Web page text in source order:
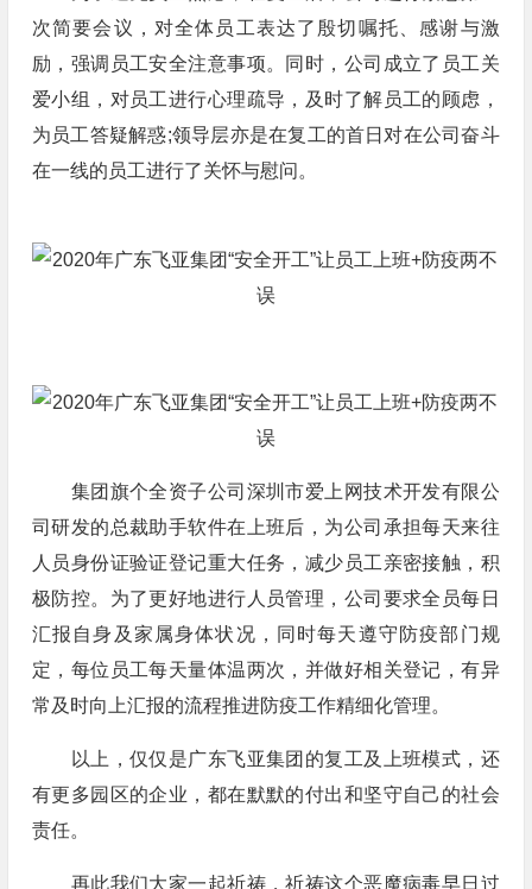
次简要会议，对全体员工表达了殷切嘱托、感谢与激
励，强调员工安全注意事项。同时，公司成立了员工关
爱小组，对员工进行心理疏导，及时了解员工的顾虑，
为员工答疑解惑;领导层亦是在复工的首日对在公司奋斗
在一线的员工进行了关怀与慰问。
集团旗个全资子公司深圳市爱上网技术开发有限公
司研发的总裁助手软件在上班后，为公司承担每天来往
人员身份证验证登记重大任务，减少员工亲密接触，积
极防控。为了更好地进行人员管理，公司要求全员每日
汇报自身及家属身体状况，同时每天遵守防疫部门规
定，每位员工每天量体温两次，并做好相关登记，有异
常及时向上汇报的流程推进防疫工作精细化管理。
以上，仅仅是广东飞亚集团的复工及上班模式，还
有更多园区的企业，都在默默的付出和坚守自己的社会
责任。
再此我们大家一起祈祷，祈祷这个恶魔病毒早日过